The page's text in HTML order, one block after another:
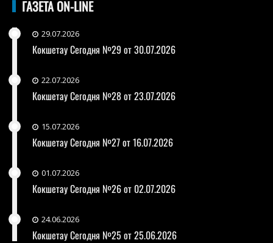
ГАЗЕТА ON-LINE
29.07.2026
Кокшетау Сегодня №29 от 30.07.2026
22.07.2026
Кокшетау Сегодня №28 от 23.07.2026
15.07.2026
Кокшетау Сегодня №27 от 16.07.2026
01.07.2026
Кокшетау Сегодня №26 от 02.07.2026
24.06.2026
Кокшетау Сегодня №25 от 25.06.2026